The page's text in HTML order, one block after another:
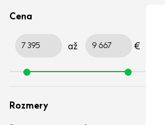
Cena
až €
Rozmery